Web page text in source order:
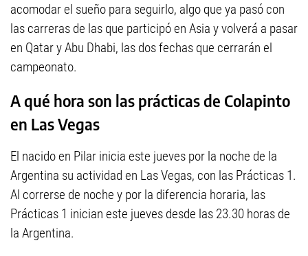
acomodar el sueño para seguirlo, algo que ya pasó con
las carreras de las que participó en Asia y volverá a pasar
en Qatar y Abu Dhabi, las dos fechas que cerrarán el
campeonato.
A qué hora son las prácticas de Colapinto
en Las Vegas
El nacido en Pilar inicia este jueves por la noche de la
Argentina su actividad en Las Vegas, con las Prácticas 1.
Al correrse de noche y por la diferencia horaria, las
Prácticas 1 inician este jueves desde las 23.30 horas de
la Argentina.